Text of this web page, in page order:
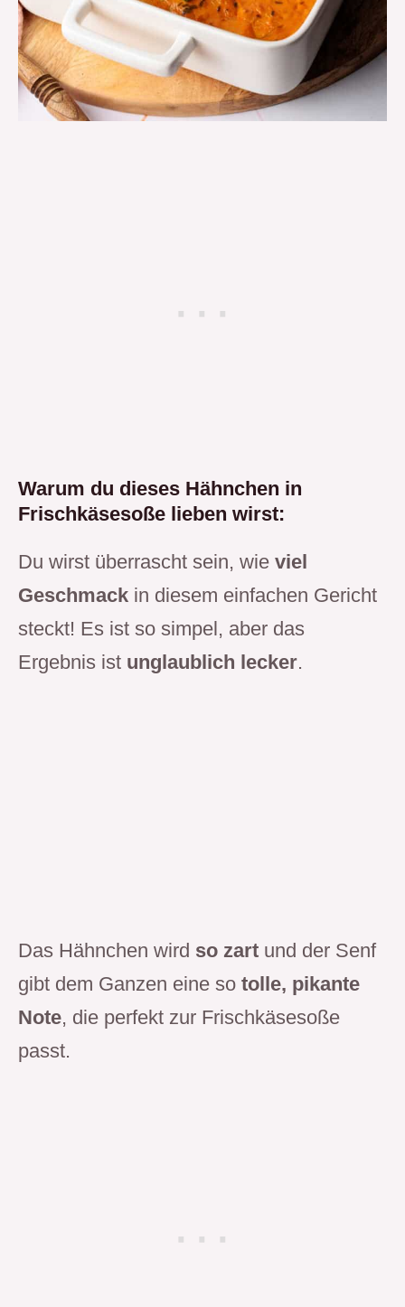
Warum du dieses Hähnchen in
Frischkäsesoße lieben wirst:
Du wirst überrascht sein, wie viel
Geschmack in diesem einfachen Gericht
steckt! Es ist so simpel, aber das
Ergebnis ist unglaublich lecker.
Das Hähnchen wird so zart und der Senf
gibt dem Ganzen eine so tolle, pikante
Note, die perfekt zur Frischkäsesoße
passt.